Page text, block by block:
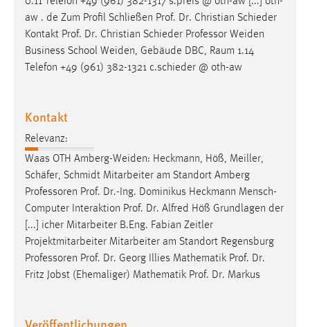
aw . de Zum Profil Schließen Prof. Dr. Christian Schieder
Kontakt Prof. Dr. Christian Schieder Professor Weiden
Business School Weiden, Gebäude DBC, Raum 1.14
Telefon +49 (961) 382-1321 c.schieder @ oth-aw
Kontakt
Relevanz:
Waas OTH Amberg-Weiden: Heckmann, Höß, Meiller,
Schäfer, Schmidt Mitarbeiter am Standort Amberg
Professoren Prof. Dr.-Ing. Dominikus Heckmann Mensch-
Computer Interaktion Prof. Dr. Alfred Höß Grundlagen der
[...] icher Mitarbeiter B.Eng. Fabian Zeitler
Projektmitarbeiter Mitarbeiter am Standort Regensburg
Professoren Prof. Dr. Georg Illies Mathematik Prof. Dr.
Fritz Jobst (Ehemaliger) Mathematik Prof. Dr. Markus